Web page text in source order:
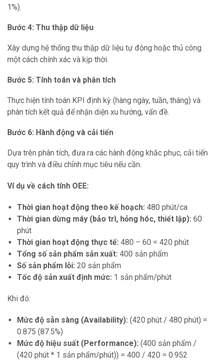
1%).
Bước 4: Thu thập dữ liệu
Xây dựng hệ thống thu thập dữ liệu tự động hoặc thủ công
một cách chính xác và kịp thời.
Bước 5: Tính toán và phân tích
Thực hiện tính toán KPI định kỳ (hàng ngày, tuần, tháng) và
phân tích kết quả để nhận diện xu hướng, vấn đề.
Bước 6: Hành động và cải tiến
Dựa trên phân tích, đưa ra các hành động khắc phục, cải tiến
quy trình và điều chỉnh mục tiêu nếu cần.
Ví dụ về cách tính OEE:
Thời gian hoạt động theo kế hoạch: 480 phút/ca
Thời gian dừng máy (bảo trì, hỏng hóc, thiết lập): 60
phút
Thời gian hoạt động thực tế: 480 – 60 = 420 phút
Tổng số sản phẩm sản xuất: 400 sản phẩm
Số sản phẩm lỗi: 20 sản phẩm
Tốc độ sản xuất định mức: 1 sản phẩm/phút
Khi đó:
Mức độ sẵn sàng (Availability): (420 phút / 480 phút) =
0.875 (87.5%)
Mức độ hiệu suất (Performance): (400 sản phẩm /
(420 phút * 1 sản phẩm/phút)) = 400 / 420 = 0.952